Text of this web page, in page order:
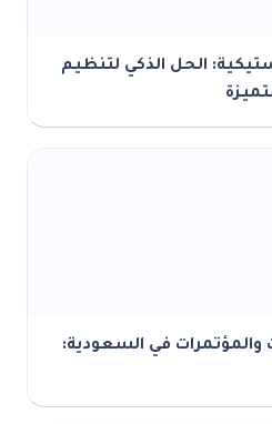
الحل الذكي لتنظيم
والمؤتمرات في السعودية: